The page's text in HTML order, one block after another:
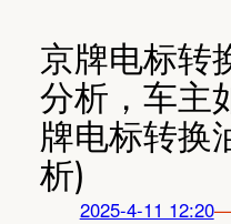
京牌电标转
分析，车主
牌电标转换
析)
2025-4-11 12:20